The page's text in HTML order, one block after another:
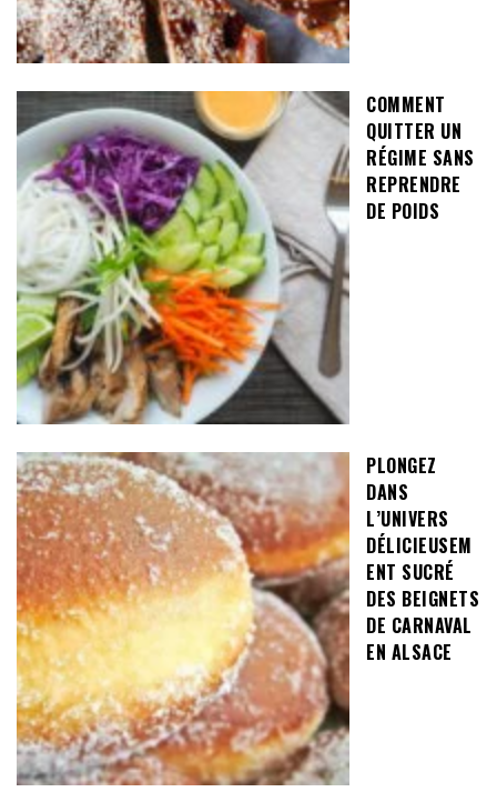
COMMENT
QUITTER UN
RÉGIME SANS
REPRENDRE
DE POIDS
PLONGEZ
DANS
L’UNIVERS
DÉLICIEUSEM
ENT SUCRÉ
DES BEIGNETS
DE CARNAVAL
EN ALSACE